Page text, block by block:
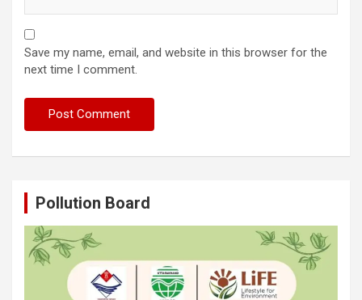
Save my name, email, and website in this browser for the
next time I comment.
Pollution Board